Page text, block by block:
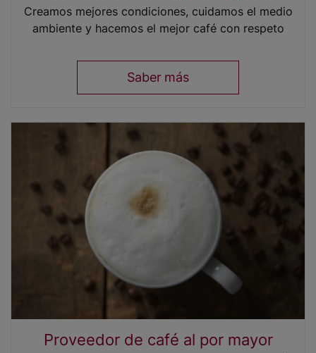
Creamos mejores condiciones, cuidamos el medio
ambiente y hacemos el mejor café con respeto
Saber más
Proveedor de café al por mayor